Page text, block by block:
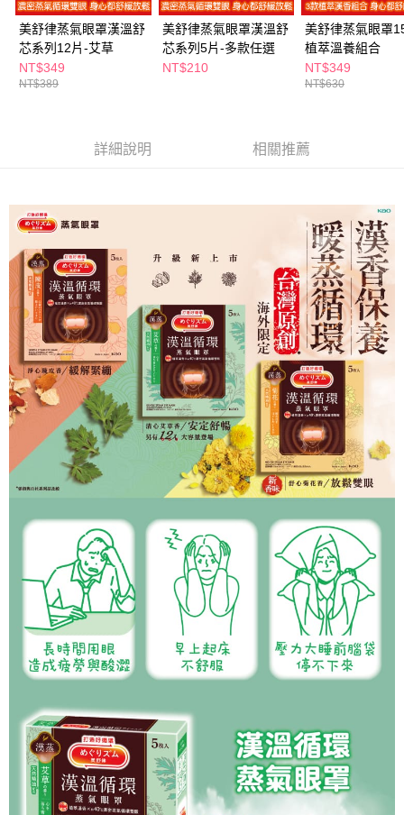
美舒律蒸氣眼罩漢溫舒
芯系列12片-艾草
NT$349
NT$389
美舒律蒸氣眼罩漢溫舒
芯系列5片-多款任選
NT$210
美舒律蒸氣眼罩
植萃溫養組合
NT$349
NT$630
詳細說明 相關推薦